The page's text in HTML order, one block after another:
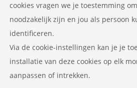
cookies vragen we je toestemming
noodzakelijk zijn en jou als persoon
identificeren.
Via de cookie-instellingen kan je je
installatie van deze cookies op elk
aanpassen of intrekken.